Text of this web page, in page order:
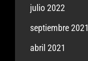
julio 2022
septiembre 2021
abril 2021